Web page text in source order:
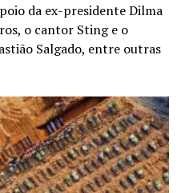
da ex-presidente Dilma
o cantor Sting e o
Salgado, entre outras